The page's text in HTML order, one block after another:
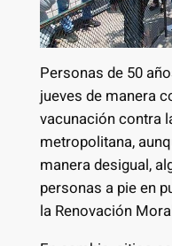
Personas de 50
jueves de manera
vacunación contra
metropolitana,
manera desigual,
personas a pie en
la Renovación